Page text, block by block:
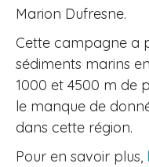
Marion Dufresne.
Cette campagne a
sédiments marins
1000 et 4500 m de
le manque de
dans cette région.
Pour en savoir plus,